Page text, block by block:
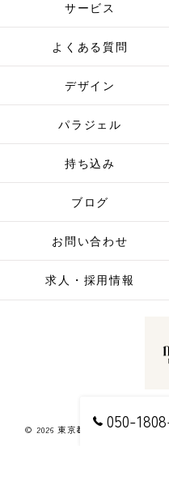
050-
サービス
よくある質問
デザイン
パラジェル
持ち込み
ブログ
お問い合わせ
求人・採用情報
© 2026 東京都下北沢のネイル